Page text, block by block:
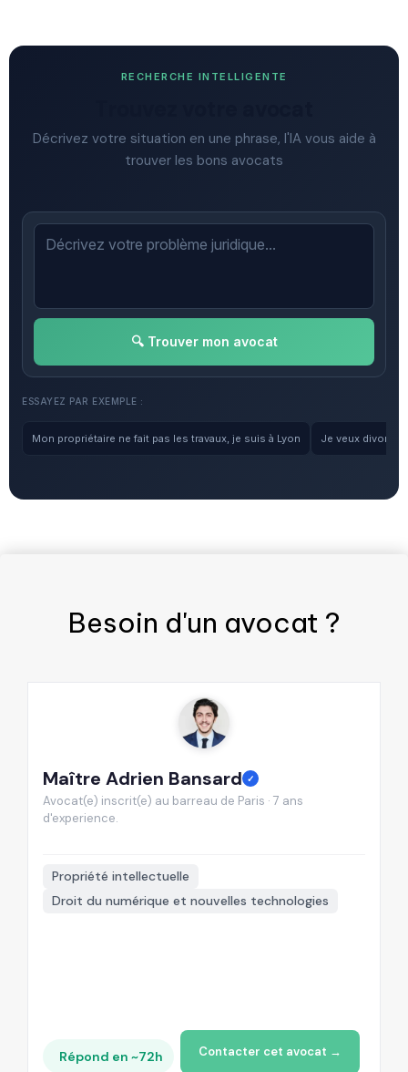
RECHERCHE INTELLIGENTE
Décrivez votre situation en une phrase, l'IA vous aide à
trouver les bons avocats
🔍 Trouver mon avocat
ESSAYEZ PAR EXEMPLE :
Mon propriétaire ne fait pas les travaux, je suis à Lyon Je veux
Besoin d'un avocat ?
Maître Adrien Bansard ✓
Avocat(e) inscrit(e) au barreau de Paris · 7 ans
d'experience.
Propriété intellectuelle
Droit du numérique et nouvelles technologies
Répond en ~72h Contacter cet avocat →